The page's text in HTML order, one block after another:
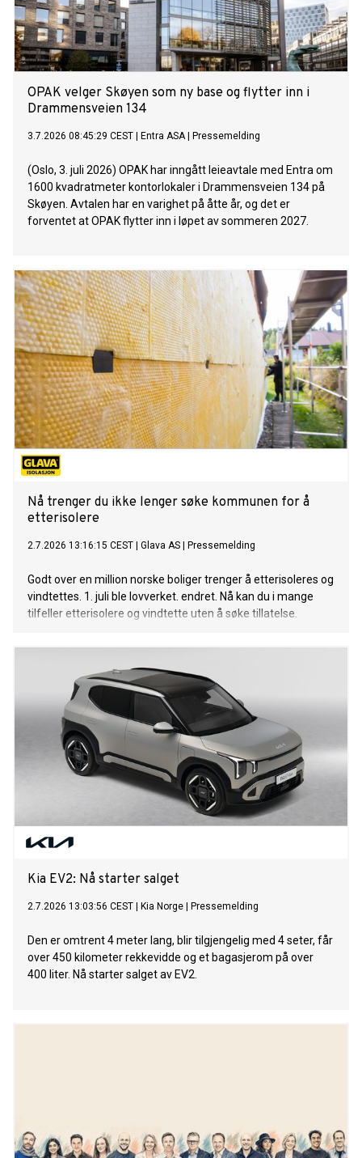
OPAK velger Skøyen som ny base og flytter inn i
Drammensveien 134
3.7.2026 08:45:29 CEST Entra ASA| Pressemelding
(Oslo, 3. juli 2026) OPAK har inngått leieavtale med Entra om
1600 kvadratmeter kontorlokaler i Drammensveien 134 på
Skøyen. Avtalen har en varighet på åtte år, og det er
forventet at OPAK flytter inn i løpet av sommeren 2027.
Nå trenger du ikke lenger søke kommunen for å
etterisolere
2.7.2026 13:16:15 CEST Glava AS Pressemelding
Godt over en million norske boliger trenger å etterisoleres og
vindtettes. 1. juli ble lovverket. endret. Nå kan du i mange
tilfeller etterisolere og vindtette uten å søke tillatelse.
Kia EV2: Nå starter salget
2.7.2026 13:03:56 CEST Kia Norge Pressemelding
Den er omtrent 4 meter lang, blir tilgjengelig med 4 seter, får
over 450 kilometer rekkevidde og et bagasjerom på over
400 liter. Nå starter salget av EV2.